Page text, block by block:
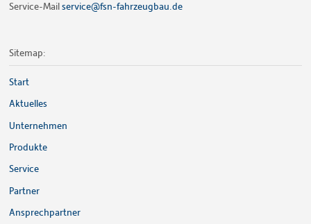
Service-Mailservice@fsn-fahrzeugbau.de
Sitemap:
Start
Aktuelles
Unternehmen
Produkte
Service
Partner
Ansprechpartner